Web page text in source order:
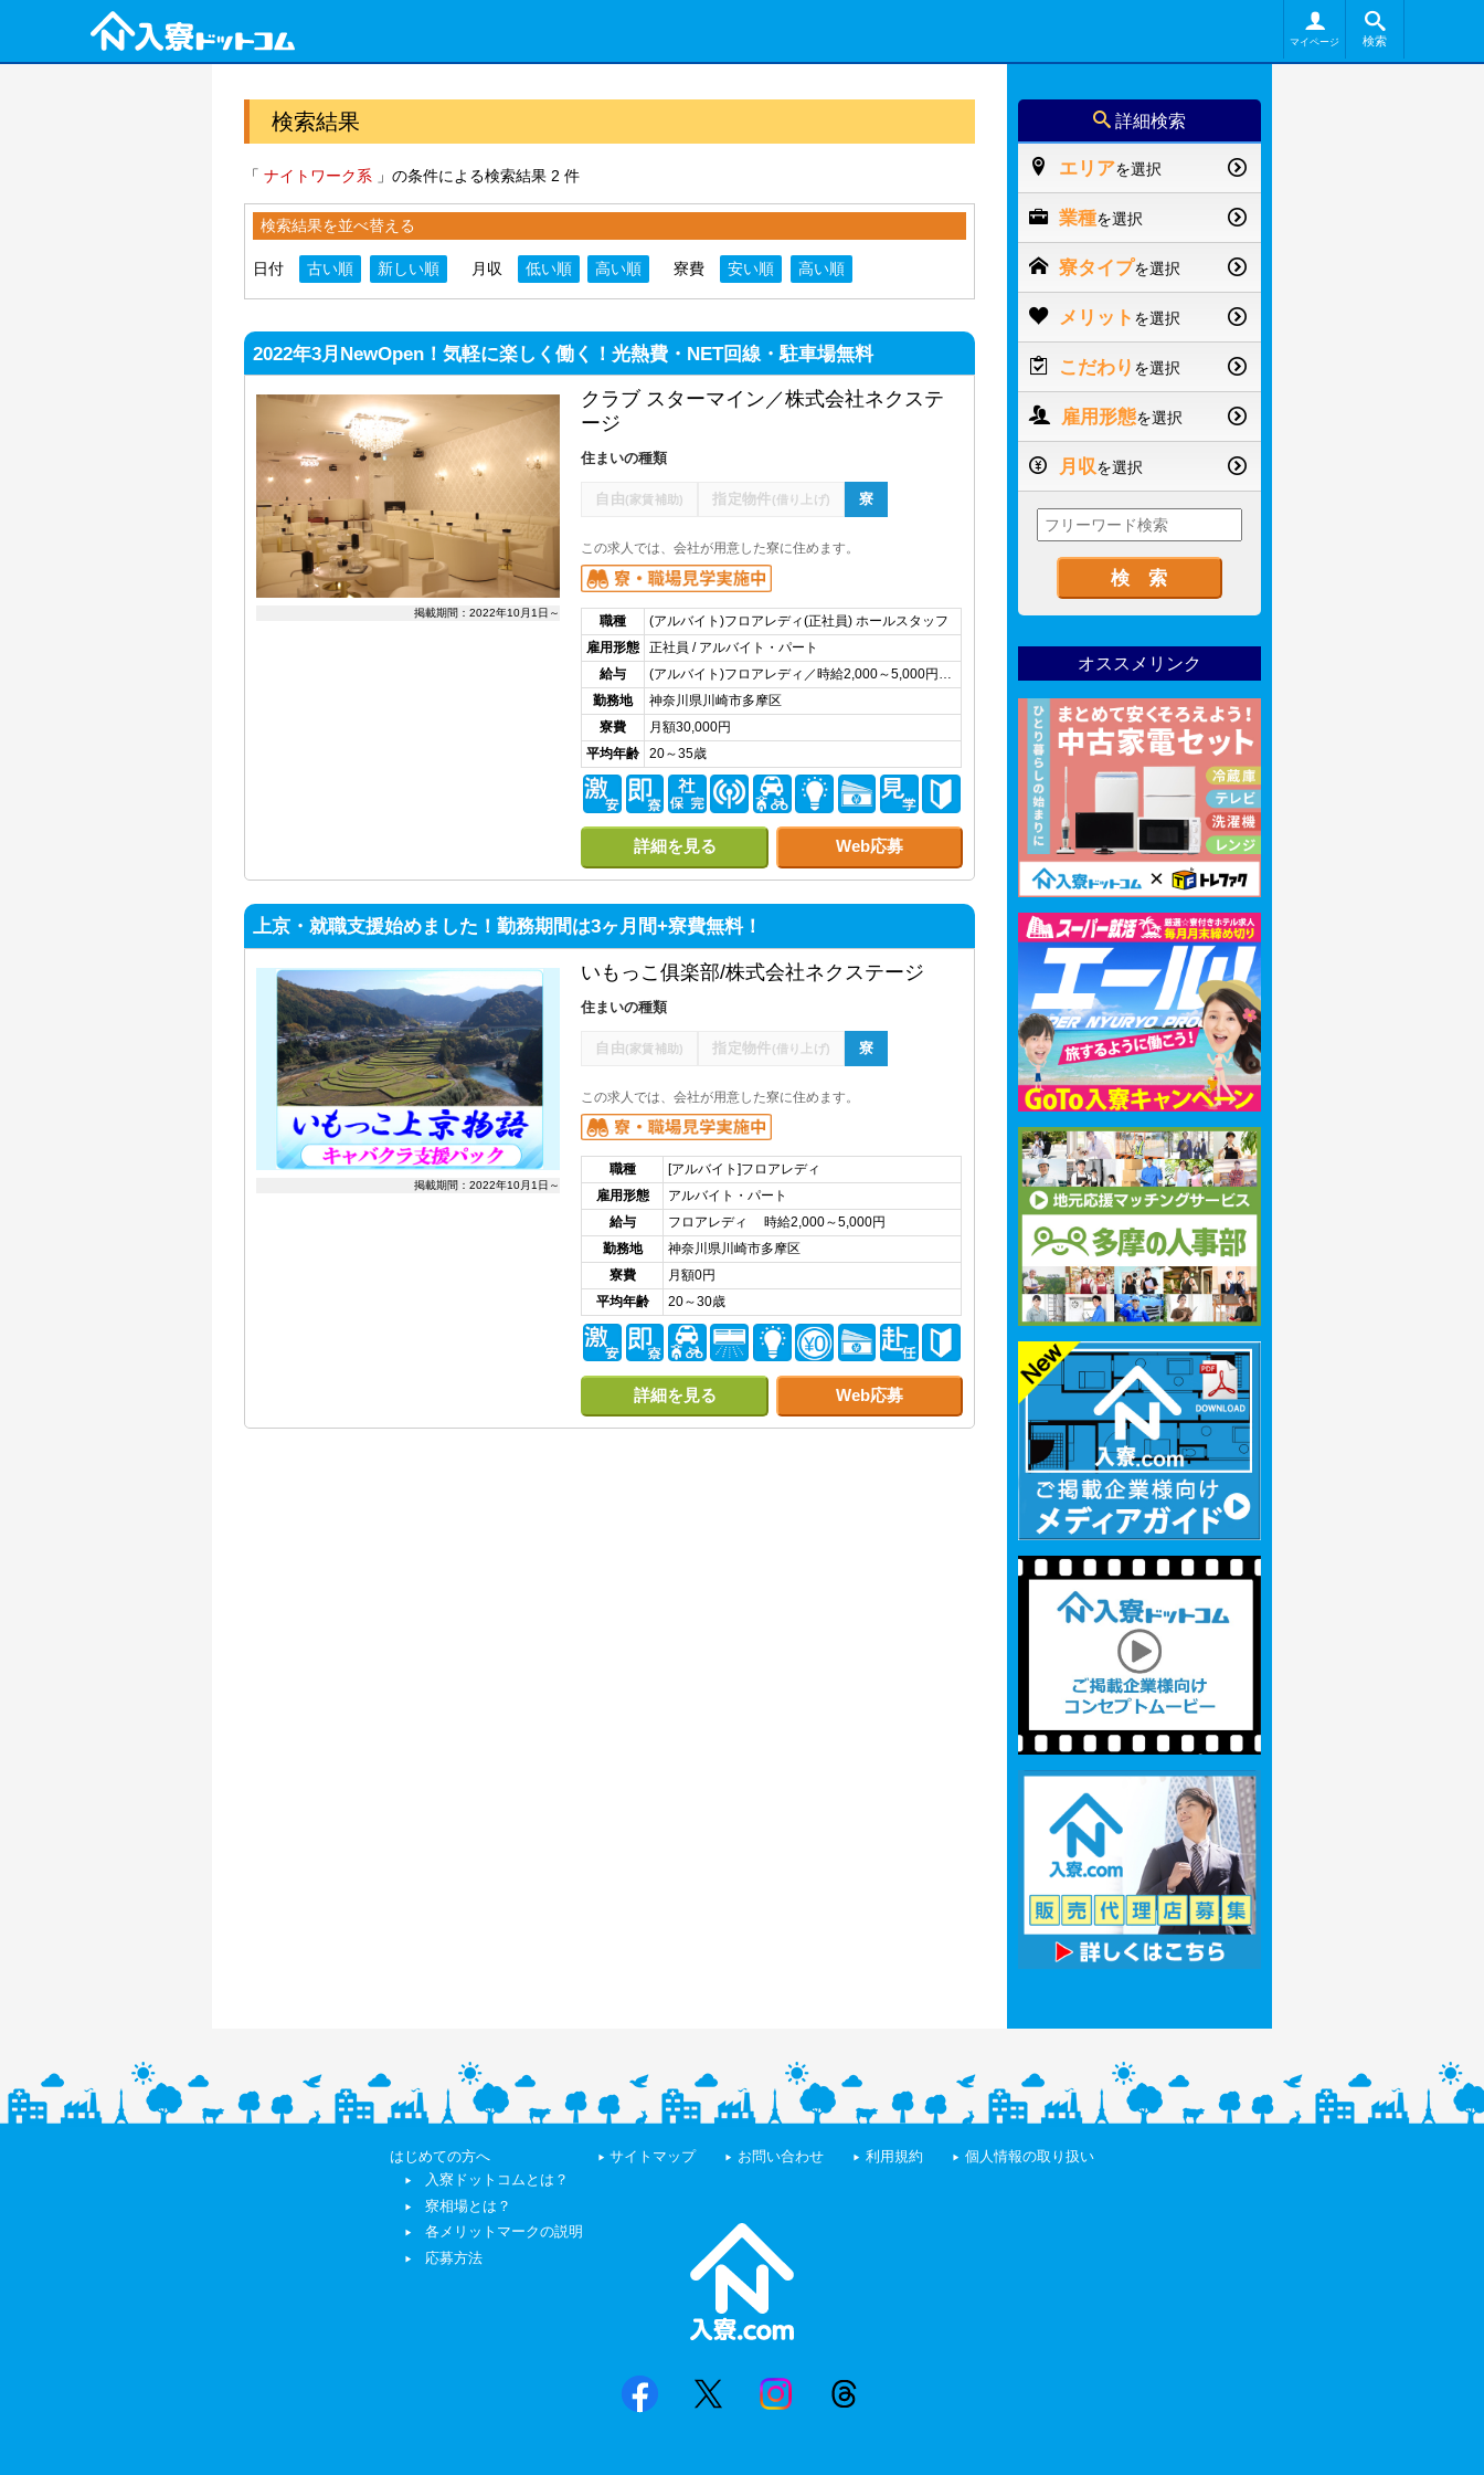
検索
マイページ
検索結果
「 ナイトワーク系 」の条件による検索結果 2 件
検索結果を並べ替える
日付 古い順 新しい順 月収 低い順 高い順 寮費 安い順 高い順
2022年3月NewOpen！気軽に楽しく働く！光熱費・NET回線・駐車場無料
掲載期間：2022年10月1日～
クラブ スターマイン／株式会社ネクステ
ージ
住まいの種類
自由(家賃補助) 指定物件(借り上げ) 寮
この求人では、会社が用意した寮に住めます。
職種
(アルバイト)フロアレディ(正社員) ホールスタッフ
雇用形態
正社員 / アルバイト・パート
給与
(アルバイト)フロアレディ／時給2,000～5,000円…
勤務地
神奈川県川崎市多摩区
寮費
月額30,000円
平均年齢
20～35歳
詳細を見る Web応募
上京・就職支援始めました！勤務期間は3ヶ月間+寮費無料！
掲載期間：2022年10月1日～
いもっこ俱楽部/株式会社ネクステージ
住まいの種類
自由(家賃補助) 指定物件(借り上げ) 寮
この求人では、会社が用意した寮に住めます。
職種
[アルバイト]フロアレディ
雇用形態
アルバイト・パート
給与
フロアレディ 時給2,000～5,000円
勤務地
神奈川県川崎市多摩区
寮費
月額0円
平均年齢
20～30歳
詳細を見る Web応募
詳細検索
エリアを選択
業種を選択
寮タイプを選択
メリット を選択
こだわり を選択
雇用形態を選択
月収を選択
オススメリンク
はじめての方へ
入寮ドットコムとは？
寮相場とは？
各メリットマークの説明
応募方法
サイトマップ お問い合わせ 利用規約 個人情報の取り扱い